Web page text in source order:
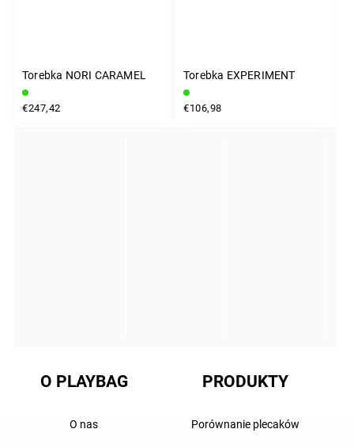
Torebka NORI CARAMEL
€247,42
Torebka EXPERIMENT
€106,98
INSTAGRAM
O PLAYBAG
O nas
PRODUKTY
Porównanie plecaków